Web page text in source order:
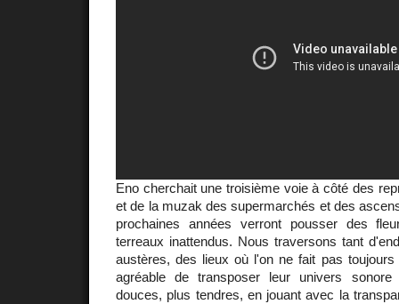
Eno cherchait une troisième voie à côté des
et de la muzak des supermarchés et des
prochaines années verront pousser des
terreaux inattendus. Nous traversons tant
austères, des lieux où l'on ne fait pas
agréable de transposer leur univers
douces, plus tendres, en jouant avec la